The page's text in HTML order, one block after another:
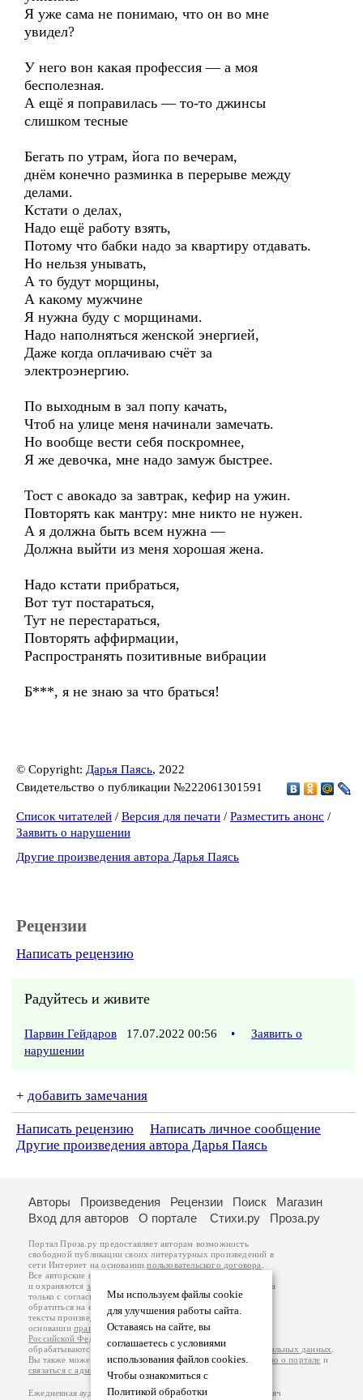
Я уже сама не понимаю, что он во мне
увидел?
У него вон какая профессия — а моя
бесполезная.
А ещё я поправилась — то-то джинсы
слишком тесные
Бегать по утрам, йога по вечерам,
днём конечно разминка в перерыве между
делами.
Кстати о делах,
Надо ещё работу взять,
Потому что бабки надо за квартиру отдавать.
Но нельзя унывать,
А то будут морщины,
А какому мужчине
Я нужна буду с морщинами.
Надо наполняться женской энергией,
Даже когда оплачиваю счёт за
электроэнергию.
По выходным в зал попу качать,
Чтоб на улице меня начинали замечать.
Но вообще вести себя поскромнее,
Я же девочка, мне надо замуж быстрее.
Тост с авокадо за завтрак, кефир на ужин.
Повторять как мантру: мне никто не нужен.
А я должна быть всем нужна —
Должна выйти из меня хорошая жена.
Надо кстати прибраться,
Вот тут постараться,
Тут не перестараться,
Повторять аффирмации,
Распространять позитивные вибрации
Б***, я не знаю за что браться!
© Copyright: Дарья Паясь, 2022
Свидетельство о публикации №222061301591
Список читателей / Версия для печати / Разместить анонс /
Заявить о нарушении
Другие произведения автора Дарья Паясь
Рецензии
Написать рецензию
Радуйтесь и живите
Парвин Гейдаров 17.07.2022 00:56 •
Заявить о
нарушении
+ добавить замечания
Написать рецензию
Написать личное сообщение
Другие произведения автора Дарья Паясь
Мы используем файлы cookie
для улучшения работы сайта.
Оставаясь на сайте, вы
соглашаетесь с условиями
использования файлов cookies.
Чтобы ознакомиться с
Политикой обработки
Авторы Произведения Рецензии Поиск
Магазин
Вход для авторов
О портале Стихи.ру Проза.ру
Портал Проза.ру предоставляет авторам возможность
свободной публикации своих литературных произведений в
сети Интернет на основаниипользовательского договора
Все авторские права на произведения принадлежат авторам
и охраняются законом
. Перепечатка произведений возможна
только с согласия его автора, к которому вы можете
обратиться на его авторской странице. Ответственность за
тексты произведений авторы несут самостоятельно на
основанииправил публикацииизаконодательства
Российской Федерации
обрабатываются на основанииПолитики обработки персональных данных
Вы также можете посмотреть более подробнуюинформацию о портале и
связаться с администрацией
Ежедневная аудитория портала Проза.ру – порядка 100 тысяч